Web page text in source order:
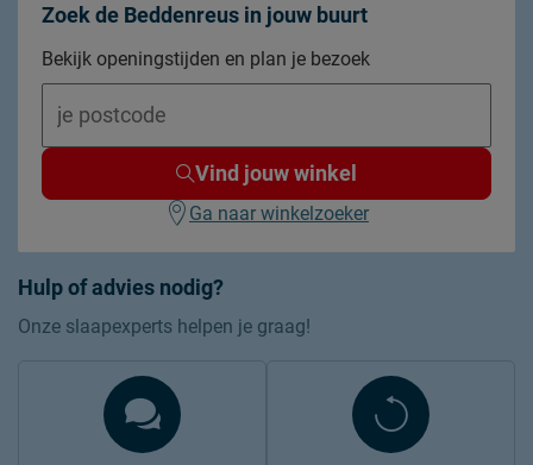
Hulp of advies nodig?
Onze slaapexperts helpen je graag!
Zoek de Beddenreus in jouw buurt
Bekijk openingstijden en plan je bezoek
Vind jouw winkel
Ga naar winkelzoeker